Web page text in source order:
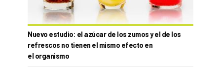
Nuevo estudio: el azúcar de los zumos y el de los
refrescos no tienen el mismo efecto en
el organismo